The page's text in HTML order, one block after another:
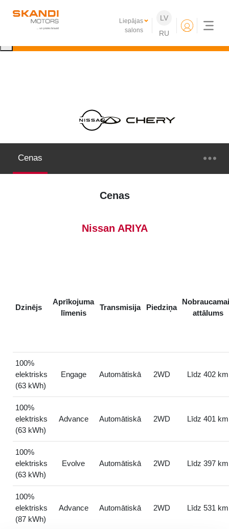
Liepājas
salons
LV
RU
Uzzini vairāk
Cenas
Cenas
Nissan ARIYA
Dzinējs
Aprīkojuma
līmenis
Transmisija Piedziņa
attālums
100%
elektrisks
(63 kWh)
Engage Automātiskā 2WD Līdz 402 km
100%
elektrisks
(63 kWh)
Advance Automātiskā 2WD Līdz 401 km
100%
elektrisks
(63 kWh)
Evolve Automātiskā 2WD Līdz 397 km
100%
elektrisks
(87 kWh)
Advance Automātiskā 2WD Līdz 531 km